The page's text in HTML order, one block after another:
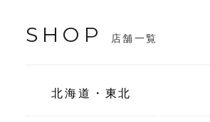
SHOP 店舗一覧
北海道・東北